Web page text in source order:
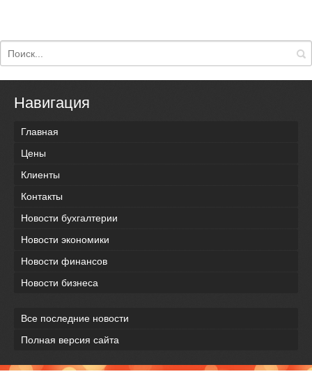
Навигация
Главная
Цены
Клиенты
Контакты
Новости бухгалтерии
Новости экономики
Новости финансов
Новости бизнеса
Все последние новости
Полная версия сайта